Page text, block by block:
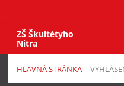
ZŠ Škultétyho
Nitra
HLAVNÁ STRÁNKA